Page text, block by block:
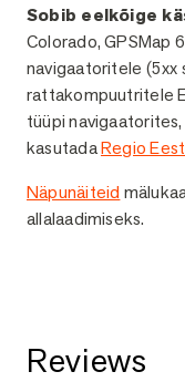
Sobib eelkõige
Colorado, GPSMap
navigaatoritele (5xx
rattakompuutritele
tüüpi
kasutadaRegio
Näpunäiteid
allalaadimiseks.
Reviews